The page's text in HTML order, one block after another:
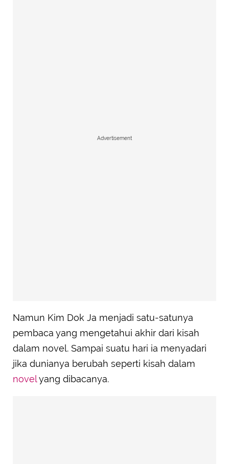
Advertisement
Namun Kim Dok Ja menjadi satu-satunya
pembaca yang mengetahui akhir dari kisah
dalam novel. Sampai suatu hari ia menyadari
jika dunianya berubah seperti kisah dalam
novelyang dibacanya.